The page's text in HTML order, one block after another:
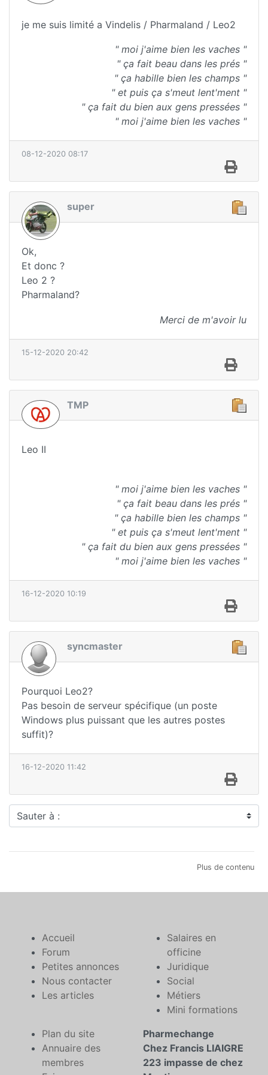
je me suis limité a Vindelis / Pharmaland / Leo2
" moi j'aime bien les vaches "
" ça fait beau dans les prés "
" ça habille bien les champs "
" et puis ça s'meut lent'ment "
" ça fait du bien aux gens pressées "
" moi j'aime bien les vaches "
08-12-2020 08:17
super
Ok,
Et donc ?
Leo 2 ?
Pharmaland?
Merci de m'avoir lu
15-12-2020 20:42
TMP
Leo II
" moi j'aime bien les vaches "
" ça fait beau dans les prés "
" ça habille bien les champs "
" et puis ça s'meut lent'ment "
" ça fait du bien aux gens pressées "
" moi j'aime bien les vaches "
16-12-2020 10:19
syncmaster
Pourquoi Leo2?
Pas besoin de serveur spécifique (un poste
Windows plus puissant que les autres postes
suffit)?
16-12-2020 11:42
Sauter à :
Plus de contenu
Accueil
Forum
Petites annonces
Nous contacter
Les articles
Salaires en
officine
Juridique
Social
Métiers
Mini formations
Plan du site
Annuaire des
membres
Pharmechange
Chez Francis LIAIGRE
223 impasse de chez